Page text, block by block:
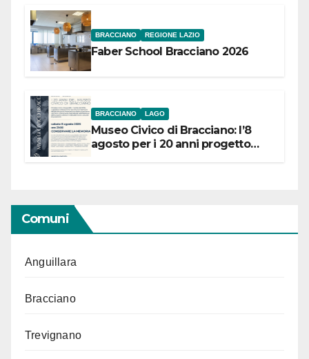
BRACCIANO REGIONE LAZIO
Faber School Bracciano 2026
BRACCIANO LAGO
Museo Civico di Bracciano: l’8
agosto per i 20 anni progetto
Comuni
Anguillara
Bracciano
Trevignano